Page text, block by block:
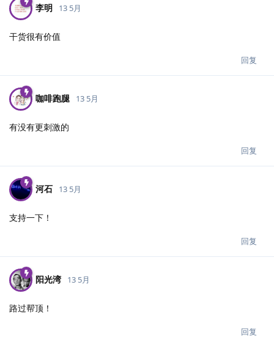
李明 13 5月
干货很有价值
回复
咖啡跑腿 13 5月
有没有更刺激的
回复
河石 13 5月
支持一下！
回复
阳光湾 13 5月
路过帮顶！
回复